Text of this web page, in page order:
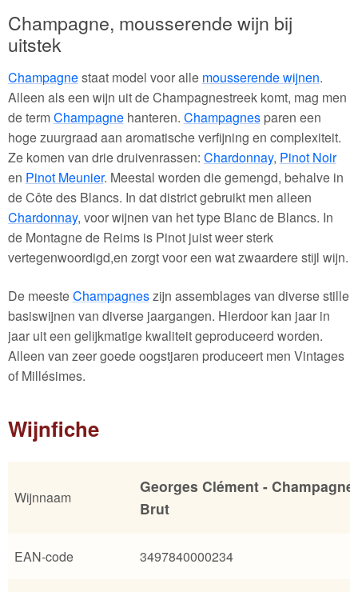
Champagne, mousserende wijn bij
uitstek
Champagnestaat model voor alle mousserende wijnen.
Alleen als een wijn uit de Champagnestreek komt, mag men
de termChampagnehanteren. Champagnesparen een
hoge zuurgraad aan aromatische verfijning en complexiteit.
Ze komen van drie druivenrassen: Chardonnay, Pinot Noir
en Pinot Meunier. Meestal worden die gemengd, behalve in
de Côte des Blancs. In dat district gebruikt men alleen
Chardonnay, voor wijnen van het type Blanc de Blancs. In
de Montagne de Reims is Pinot juist weer sterk
vertegenwoordigd,en zorgt voor een wat zwaardere stijl wijn.
De meesteChampagneszijn assemblages van diverse stille
basiswijnen van diverse jaargangen. Hierdoor kan jaar in
jaar uit een gelijkmatige kwaliteit geproduceerd worden.
Alleen van zeer goede oogstjaren produceert men Vintages
of Millésimes.
Wijnfiche
Wijnnaam
Georges Clément - Champagne
Brut
EAN-code 3497840000234